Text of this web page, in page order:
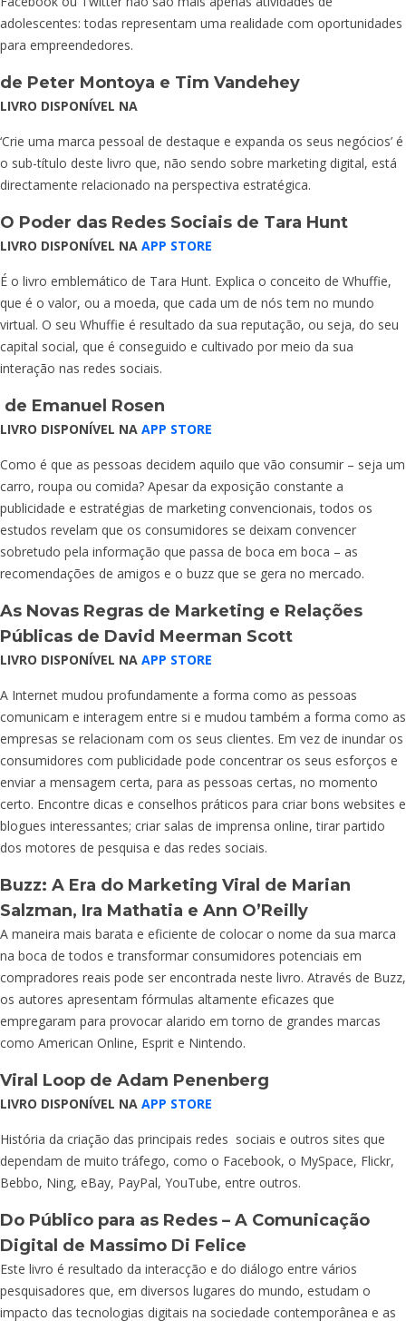
adolescentes: todas representam uma realidade com oportunidades
para empreendedores.
de Peter Montoya e Tim Vandehey
LIVRO DISPONÍVEL NA
‘Crie uma marca pessoal de destaque e expanda os seus negócios’ é
o sub-título deste livro que, não sendo sobre marketing digital, está
directamente relacionado na perspectiva estratégica.
O Poder das Redes Sociais de Tara Hunt
LIVRO DISPONÍVEL NA APP STORE
É o livro emblemático de Tara Hunt. Explica o conceito de Whuffie,
que é o valor, ou a moeda, que cada um de nós tem no mundo
virtual. O seu Whuffie é resultado da sua reputação, ou seja, do seu
capital social, que é conseguido e cultivado por meio da sua
interação nas redes sociais.
de Emanuel Rosen
LIVRO DISPONÍVEL NA APP STORE
Como é que as pessoas decidem aquilo que vão consumir – seja um
carro, roupa ou comida? Apesar da exposição constante a
publicidade e estratégias de marketing convencionais, todos os
estudos revelam que os consumidores se deixam convencer
sobretudo pela informação que passa de boca em boca – as
recomendações de amigos e o buzz que se gera no mercado.
As Novas Regras de Marketing e Relações
Públicas de David Meerman Scott
LIVRO DISPONÍVEL NA APP STORE
A Internet mudou profundamente a forma como as pessoas
comunicam e interagem entre si e mudou também a forma como as
empresas se relacionam com os seus clientes. Em vez de inundar os
consumidores com publicidade pode concentrar os seus esforços e
enviar a mensagem certa, para as pessoas certas, no momento
certo. Encontre dicas e conselhos práticos para criar bons websites e
blogues interessantes; criar salas de imprensa online, tirar partido
dos motores de pesquisa e das redes sociais.
Buzz: A Era do Marketing Viral de Marian
Salzman, Ira Mathatia e Ann O’Reilly
A maneira mais barata e eficiente de colocar o nome da sua marca
na boca de todos e transformar consumidores potenciais em
compradores reais pode ser encontrada neste livro. Através de Buzz,
os autores apresentam fórmulas altamente eficazes que
empregaram para provocar alarido em torno de grandes marcas
como American Online, Esprit e Nintendo.
Viral Loop de Adam Penenberg
LIVRO DISPONÍVEL NA APP STORE
História da criação das principais redes sociais e outros sites que
dependam de muito tráfego, como o Facebook, o MySpace, Flickr,
Bebbo, Ning, eBay, PayPal, YouTube, entre outros.
Do Público para as Redes – A Comunicação
Digital de Massimo Di Felice
Este livro é resultado da interacção e do diálogo entre vários
pesquisadores que, em diversos lugares do mundo, estudam o
impacto das tecnologias digitais na sociedade contemporânea e as